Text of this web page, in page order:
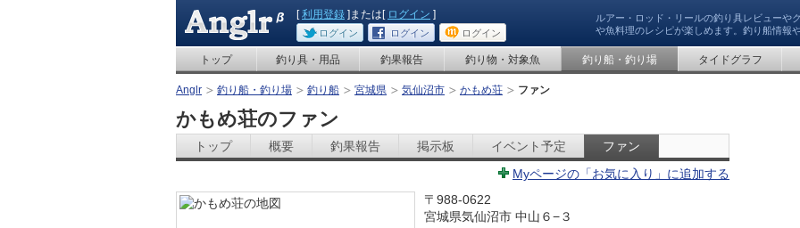
ルアー・ロッド・リールの釣り具レビューや
や魚料理のレシピが楽しめます。釣り船情報
[利用登録 ]または[ ログイン ]
ログイン ログイン ログイン
トップ 釣り具・用品 釣果報告 釣り物・対象魚 釣り船・釣り場 タイドグラフ
Anglr 釣り船・釣り場 釣り船 宮城県 気仙沼市 かもめ荘 ファン
かもめ荘のファン
トップ 概要 釣果報告 掲示板 イベント予定
ファン
Myページの「お気に入り」に追加する
〒988-0622
宮城県気仙沼市 中山６−３